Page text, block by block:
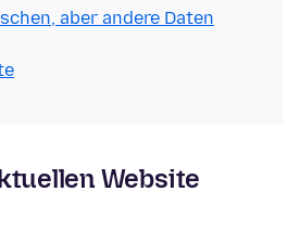
aber andere Daten
Website